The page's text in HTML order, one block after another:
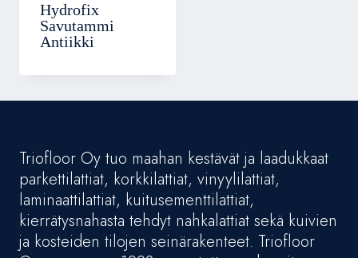
Hydrofix
Savutammi
Antiikki
Triofloor Oy tuo maahan kestävät ja laadukkaat
parkettilattiat, korkkilattiat, vinyylilattiat,
laminaattilattiat, kuitusementtilattiat,
kierrätysnahasta tehdyt nahkalattiat sekä kuivien
ja kosteiden tilojen seinärakenteet. Triofloor